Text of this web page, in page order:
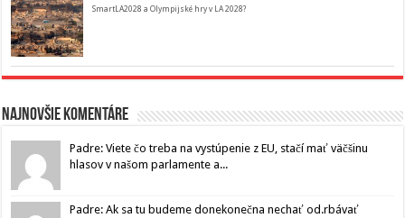
SmartLA2028 a Olympijské hry v LA 2028?
Najnovšie komentáre
Padre: Viete čo treba na vystúpenie z EU, stačí mať väčšinu
hlasov v našom parlamente a...
Padre: Ak sa tu budeme donekonečna nechať od.rbávať